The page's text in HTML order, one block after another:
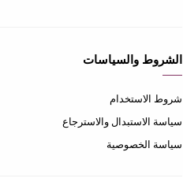
الشروط والسياسات
شروط الاستخدام
سياسة الاستبدال والاسترجاع
سياسة الخصوصية